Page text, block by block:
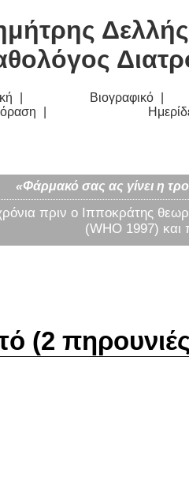
Βιογραφικό
«Φάρμακό σας ας γίνει η
πριν ο Ιπποκράτης
(WHO 1997) και
(2